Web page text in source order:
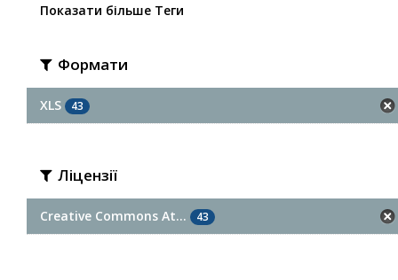
Показати більше Теги
Формати
XLS 43
Ліцензії
Creative Commons At... 43